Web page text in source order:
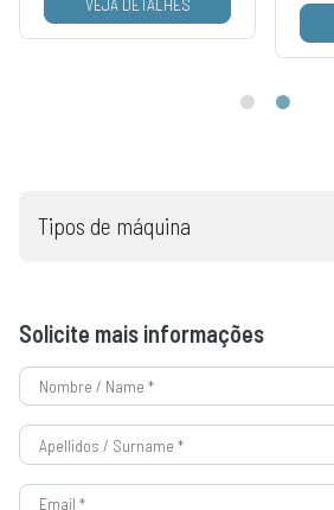
Tipos de máquina
Solicite mais informações
VEJA DETALHES